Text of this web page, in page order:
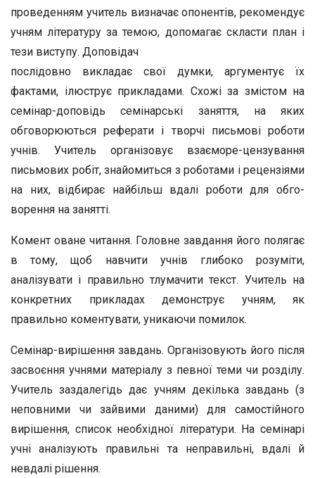
проведенням учитель визначає опонентів, рекомендує
учням літературу за темою, допомагає скласти план і
тези виступу. Доповідач
послідовно викладає свої думки, аргументує їх
фактами, ілюструє прикладами. Схожі за змістом на
семінар-доповідь семінарські заняття, на яких
обговорюються реферати і тво­рчі письмові роботи
учнів. Учитель організовує взаєморе-цензування
письмових робіт, знайомиться з роботами і ре­цензіями
на них, відбирає найбільш вдалі роботи для обго­
ворення на занятті.
Комент оване читання. Головне завдання його полягає
в тому, щоб навчити учнів глибоко розуміти,
аналізувати і правильно тлумачити текст. Учитель на
конкретних при­кладах демонструє учням, як
правильно коментувати, уни­каючи помилок.
Семінар-вирішення завдань. Організовують його після
засвоєння учнями матеріалу з певної теми чи розділу.
Учи­тель заздалегідь дає учням декілька завдань (з
неповними чи зайвими даними) для самостійного
вирішення, список не­обхідної літератури. На семінарі
учні аналізують правильні та неправильні, вдалі й
невдалі рішення.